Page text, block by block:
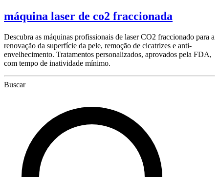
máquina laser de co2 fraccionada
Descubra as máquinas profissionais de laser CO2 fraccionado para a
renovação da superfície da pele, remoção de cicatrizes e anti-
envelhecimento. Tratamentos personalizados, aprovados pela FDA,
com tempo de inatividade mínimo.
Buscar